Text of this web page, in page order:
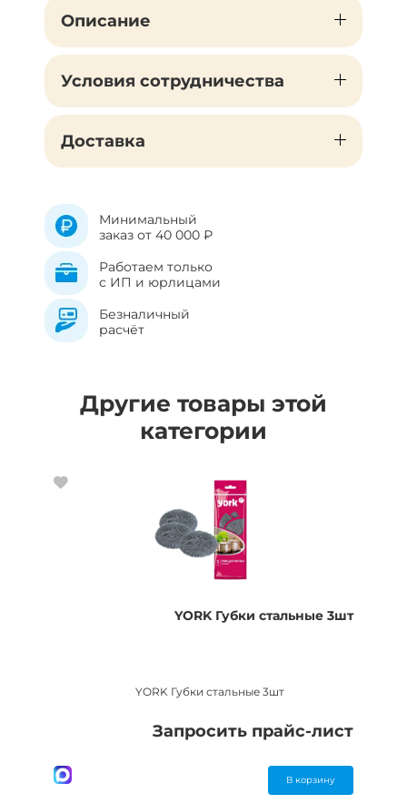
Описание
Условия сотрудничества
Доставка
Минимальный
заказ от 40 000 ₽
Работаем только
с ИП и юрлицами
Безналичный
расчёт
Другие товары этой
категории
YORK Губки стальные 3шт
YORK Губки стальные 3шт
Запросить прайс-лист
В корзину